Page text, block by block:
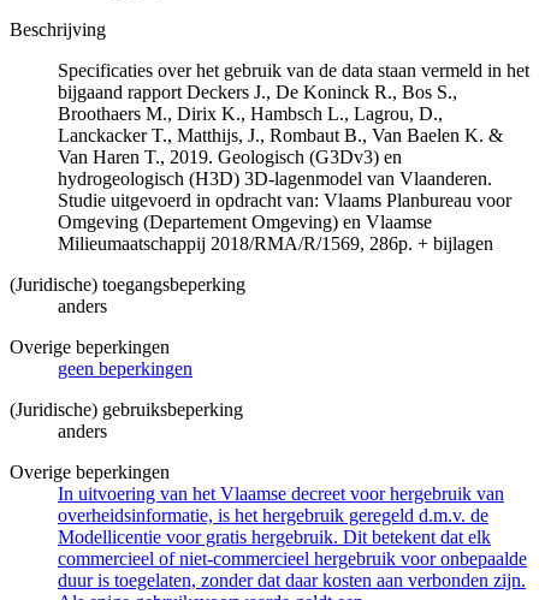
Beschrijving
Specificaties over het gebruik van de data staan vermeld in het
bijgaand rapport Deckers J., De Koninck R., Bos S.,
Broothaers M., Dirix K., Hambsch L., Lagrou, D.,
Lanckacker T., Matthijs, J., Rombaut B., Van Baelen K. &
Van Haren T., 2019. Geologisch (G3Dv3) en
hydrogeologisch (H3D) 3D-lagenmodel van Vlaanderen.
Studie uitgevoerd in opdracht van: Vlaams Planbureau voor
Omgeving (Departement Omgeving) en Vlaamse
Milieumaatschappij 2018/RMA/R/1569, 286p. + bijlagen
(Juridische) toegangsbeperking
anders
Overige beperkingen
geen beperkingen
(Juridische) gebruiksbeperking
anders
Overige beperkingen
In uitvoering van het Vlaamse decreet voor hergebruik van
overheidsinformatie, is het hergebruik geregeld d.m.v. de
Modellicentie voor gratis hergebruik. Dit betekent dat elk
commercieel of niet-commercieel hergebruik voor onbepaalde
duur is toegelaten, zonder dat daar kosten aan verbonden zijn.